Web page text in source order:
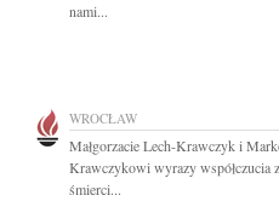
nami...
WROCŁAW
Małgorzacie Lech-Krawczyk i
Krawczykowi wyrazy współczucia
śmierci...